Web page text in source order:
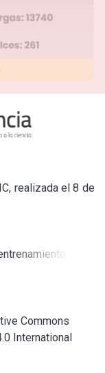
realizada el 8 de
2023
el Ministerio de
la Comisión de
de Buenos
Commons
International